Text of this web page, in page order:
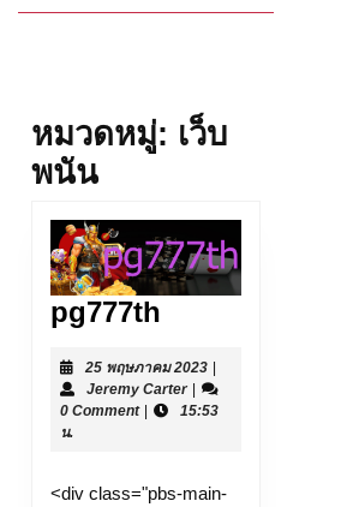
หมวดหมู่: เว็บ
พนัน
pg777th
25 พฤษภาคม 202325
พฤษภาคม
2023
|
Jeremy CarterJeremy
Carter
|
0 Comment |
15:53
น.
<div class="pbs-main-